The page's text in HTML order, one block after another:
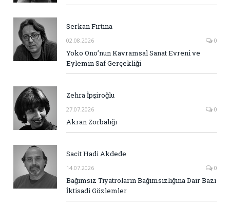
Serkan Fırtına
02.08.2026 0
Yoko Ono’nun Kavramsal Sanat Evreni ve
Eylemin Saf Gerçekliği
Zehra İpşiroğlu
27.07.2026 0
Akran Zorbalığı
Sacit Hadi Akdede
14.07.2026 0
Bağımsız Tiyatroların Bağımsızlığına Dair Bazı
İktisadi Gözlemler